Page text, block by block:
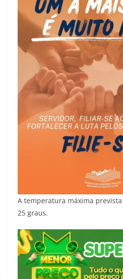
A temperatura máxima
25 graus.